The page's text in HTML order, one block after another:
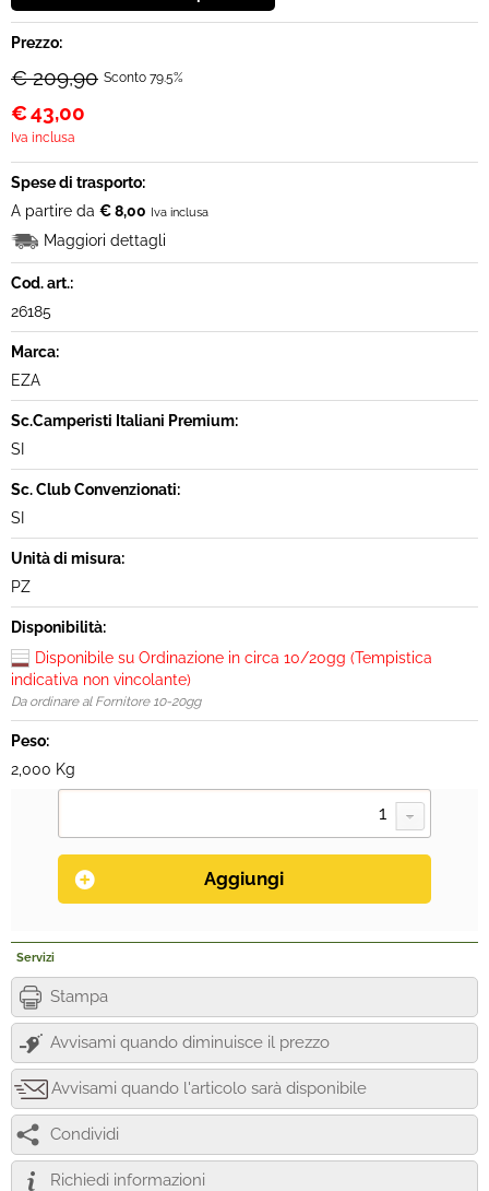
Prezzo:
€ 209,90 Sconto 79.5%
€43,00
Iva inclusa
Spese di trasporto:
A partire da € 8,00 Iva inclusa
Maggiori dettagli
Cod. art.:
26185
Marca:
EZA
Sc.Camperisti Italiani Premium:
SI
Sc. Club Convenzionati:
SI
Unità di misura:
PZ
Disponibilità:
Disponibile su Ordinazione in circa 10/20gg (Tempistica
indicativa non vincolante)
Da ordinare al Fornitore 10-20gg
Peso:
2,000 Kg
Servizi
Stampa
Avvisami quando diminuisce il prezzo
Avvisami quando l'articolo sarà disponibile
Condividi
Richiedi informazioni